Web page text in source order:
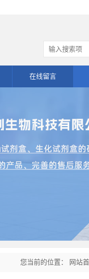
在线留言
您当前的位置： 网站